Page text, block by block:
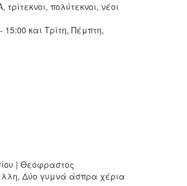
πολύτεκνοι, νέοι
και Τρίτη, Πέμπτη,
| Θεόφραστος
Δύο γυμνά άσπρα χέρια